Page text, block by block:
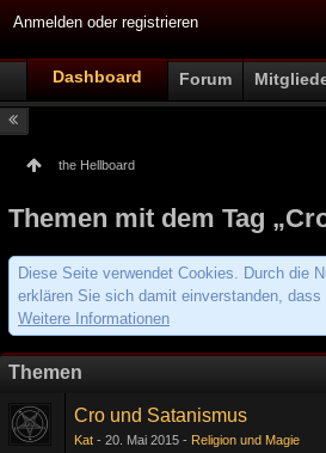
Anmelden oder registrieren
Dashboard Forum
the Hellboard
Themen mit dem Tag
Diese Seite verwendet Cookies. Durch die
erklären Sie sich damit einverstanden,
Weitere Informationen
Themen
Cro und Satanismus
Kat 20. Mai 2015 Religion und Magie